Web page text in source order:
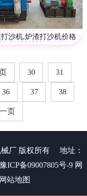
沙机,炉渣打沙机价格
30 31
36 37 38
页
厂 版权所有
地址：
豫ICP备09007805号-9 网
网站地图